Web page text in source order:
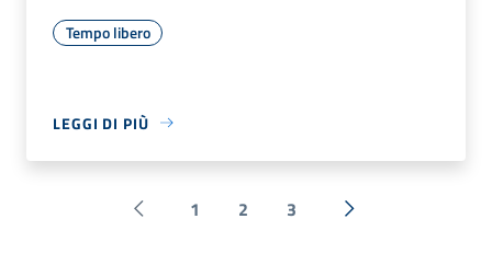
Tempo libero
LEGGI DI PIÙ
Pagina precedente
1 2 3 Successiva »